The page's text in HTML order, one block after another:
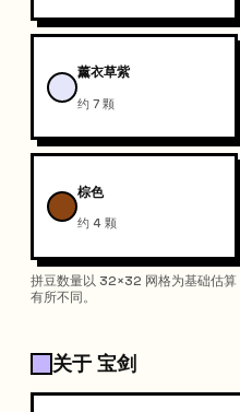
薰衣草紫
约 7 颗
棕色
约 4 颗
拼豆数量以 32×32 网格为基础估
有所不同。
关于 宝剑